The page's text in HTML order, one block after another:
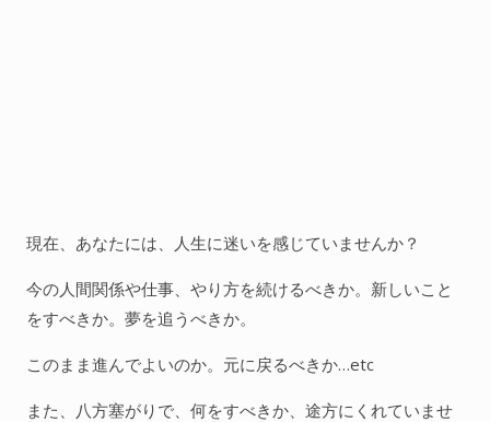
現在、あなたには、人生に迷いを感じていませんか？
今の人間関係や仕事、やり方を続けるべきか。新しいこと
をすべきか。夢を追うべきか。
このまま進んでよいのか。元に戻るべきか…etc
また、八方塞がりで、何をすべきか、途方にくれていませ